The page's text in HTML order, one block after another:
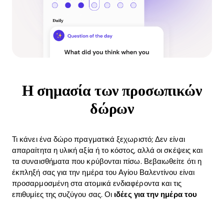
Η σημασία των προσωπικών
δώρων
Τι κάνει ένα δώρο πραγματικά ξεχωριστό; Δεν είναι
απαραίτητα η υλική αξία ή το κόστος, αλλά οι σκέψεις και
τα συναισθήματα που κρύβονται πίσω. Βεβαιωθείτε ότι η
έκπληξή σας για την ημέρα του Αγίου Βαλεντίνου είναι
προσαρμοσμένη στα ατομικά ενδιαφέροντα και τις
επιθυμίες της συζύγου σας. Οι ιδέες για την ημέρα του